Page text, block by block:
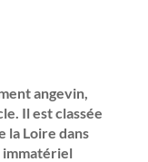
angevin,
Il est classée
la Loire dans
immatériel